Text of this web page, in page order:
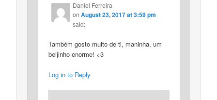
Daniel Ferreira
onAugust 23, 2017 at 3:59 pm
said:
Também gosto muito de ti, maninha, um
beijinho enorme! <3
Log in to Reply